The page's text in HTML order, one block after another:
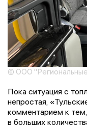
© ООО
Пока ситуация с
непростая,
комментарием к
в больших